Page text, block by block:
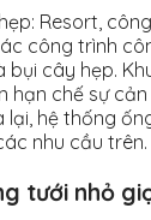
Resort,
công trình
bụi cây hẹp.
hạn chế sự
lại, hệ thống
nhu cầu trên.
tưới nhỏ